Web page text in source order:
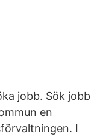
jobb. Sök jobb
en
I